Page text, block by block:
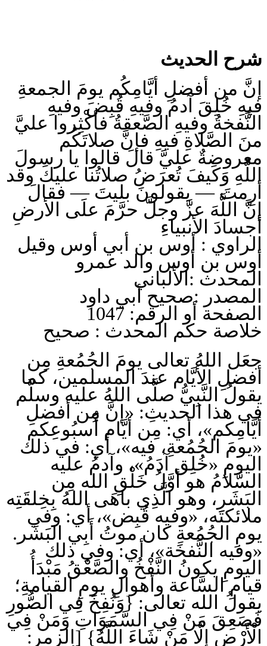
شرح الحديث
إنَّ من أفضلِ أيَّامِكُم يومَ الجمعةِ
فيهِ خُلِقَ آدمُ وفيهِ قُبِضَ وفيهِ
النَّفخةُ وفيهِ الصَّعقةُ فأكْثِروا عليَّ
منَ الصَّلاةِ فيهِ فإنَّ صلاتَكُم
معروضةٌ عليَّ قالَ قالوا يا رسولَ
اللَّهِ وَكَيفَ تُعرَضُ صلاتُنا عليكَ وقد
أرِمتَ — يقولونَ بليتَ — فقالَ
إنَّ اللَّهَ عزَّ وجلَّ حرَّمَ علَى الأرضِ
أجسادَ الأنبياءِ
الراوي : أوس بن أبي أوس وقيل
أوس بن أوس والد عمرو
المحدث :الألباني
المصدر :صحيح أبي داود
الصفحة أو الرقم: 1047
خلاصة حكم المحدث : صحيح
جعَل اللهُ تعالى يومَ الجُمُعةِ مِن
أفضلِ الأيَّام عندَ المسلمين، كما
يقولُ النَّبِيُّ صلَّى اللهُ عليه وسلَّم
في هذا الحديثِ: «إنَّ مِن أفضلِ
أيَّامِكم»، أي: مِن أيَّام أُسبُوعِكم
«يومَ الجُمُعةِ، فيه»، أي: في ذلك
اليومِ «خُلِق آدَمُ»، وآدمُ عليه
السَّلامُ هو أوَّلُ خَلْقِ الله مِن
البَشَرِ، وهو الَّذِي باهَى اللهُ بِخِلقَتِه
ملائكتَه، «وفيه قُبِض»، أي: وفي
يومِ الجُمُعةِ كان موتُ أَبِي البَشَر.
«وفيه النَّفخَة»، أي: وفي ذلك
اليومِ يكونُ النَّفْخُ والصَّعْقُ مَبْدَأُ
قيامِ السَّاعة وأهوالِ يومِ القيامةِ؛
يقولُ الله تعالى: {وَنُفِخَ فِي الصُّورِ
فَصَعِقَ مَنْ فِي السَّمَوَاتِ وَمَنْ فِي
الْأَرْضِ إِلَّا مَنْ شَاءَ اللَّهُ} [الزمر: